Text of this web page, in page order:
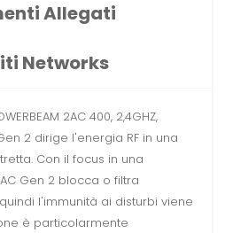
Allegati
Networks
2AC 400, 2,4GHZ,
2 dirige l'energia RF in una
Con il focus in una
Gen 2 blocca o filtra
l'immunità ai disturbi viene
è particolarmente